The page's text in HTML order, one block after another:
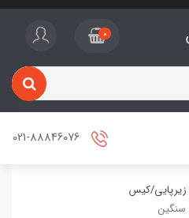
0
زیرپایی/کیس
سنگین